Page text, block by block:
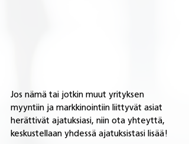
Jos nämä tai jotkin muut yrityksen
myyntiin ja markkinointiin liittyvät asiat
herättivät ajatuksiasi, niin ota yhteyttä,
keskustellaan yhdessä ajatuksistasi lisää!